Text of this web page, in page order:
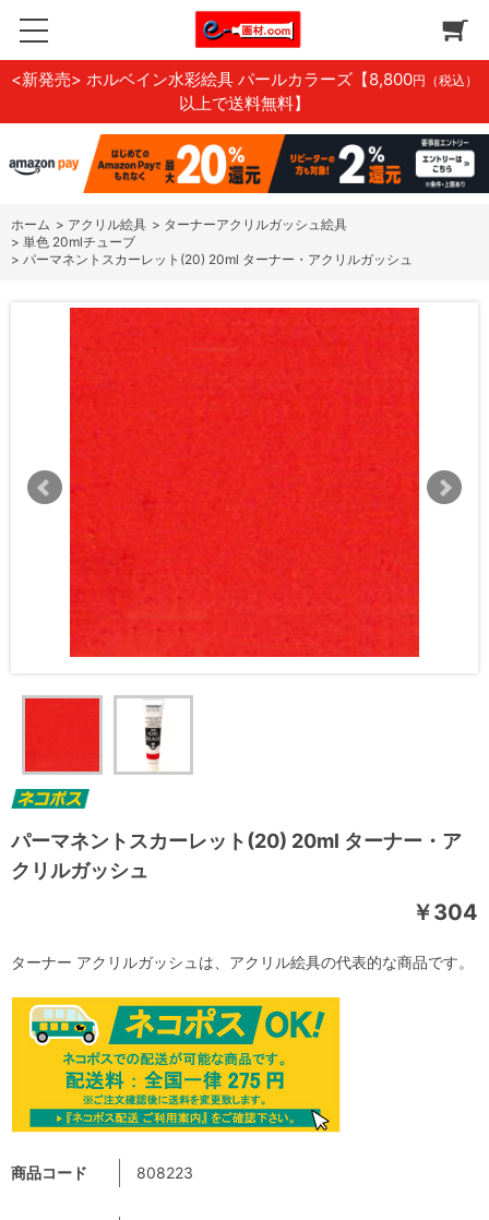
<新発売> ホルベイン水彩絵具 パールカラーズ 【8,800円（税込）
以上で送料無料】
ホーム > アクリル絵具 > ターナーアクリルガッシュ絵具
> 単色 20mlチューブ
> パーマネントスカーレット(20) 20ml ターナー・アクリルガッシュ
パーマネントスカーレット(20) 20ml ターナー・ア
クリルガッシュ
￥304
商品コード 808223
ターナー アクリルガッシュは、アクリル絵具の代表的な商品です。